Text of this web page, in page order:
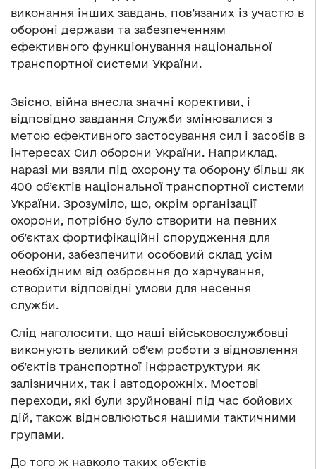
виконання інших завдань, пов’язаних із участю в
обороні держави та забезпеченням
ефективного функціонування національної
транспортної системи України.
Звісно, війна внесла значні корективи, і
відповідно завдання Служби змінювалися з
метою ефективного застосування сил і засобів в
інтересах Сил оборони України. Наприклад,
наразі ми взяли під охорону та оборону більш як
400 об’єктів національної транспортної системи
України. Зрозуміло, що, окрім організації
охорони, потрібно було створити на певних
об’єктах фортифікаційні спорудження для
оборони, забезпечити особовий склад усім
необхідним від озброєння до харчування,
створити відповідні умови для несення
служби.
Слід наголосити, що наші військовослужбовці
виконують великий об’єм роботи з відновлення
об’єктів транспортної інфраструктури як
залізничних, так і автодорожніх. Мостові
переходи, які були зруйновані під час бойових
дій, також відновлюються нашими тактичними
групами.
До того ж навколо таких об’єктів